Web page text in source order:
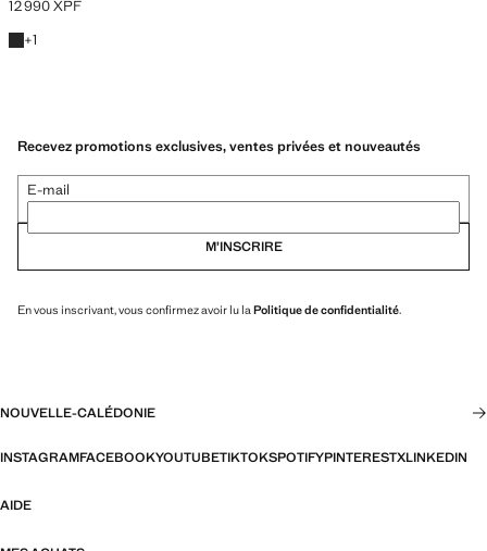
Prix actuel [12 990 XPF ]
12 990 XPF
Noir
+1
+1 couleur
Recevez promotions exclusives, ventes privées et nouveautés
E-mail
M’INSCRIRE
En vous inscrivant, vous confirmez avoir lu la Politique de confidentialité.
NOUVELLE-CALÉDONIE
INSTAGRAMFACEBOOKYOUTUBETIKTOKSPOTIFYPINTERESTXLINKEDIN
AIDE